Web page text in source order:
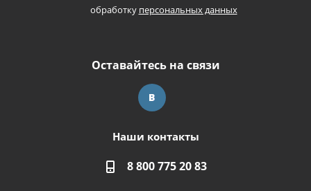
обработку персональных данных
Оставайтесь на связи
Наши контакты
8 800 775 20 83